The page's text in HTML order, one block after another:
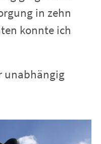
in zehn
konnte ich
unabhängig